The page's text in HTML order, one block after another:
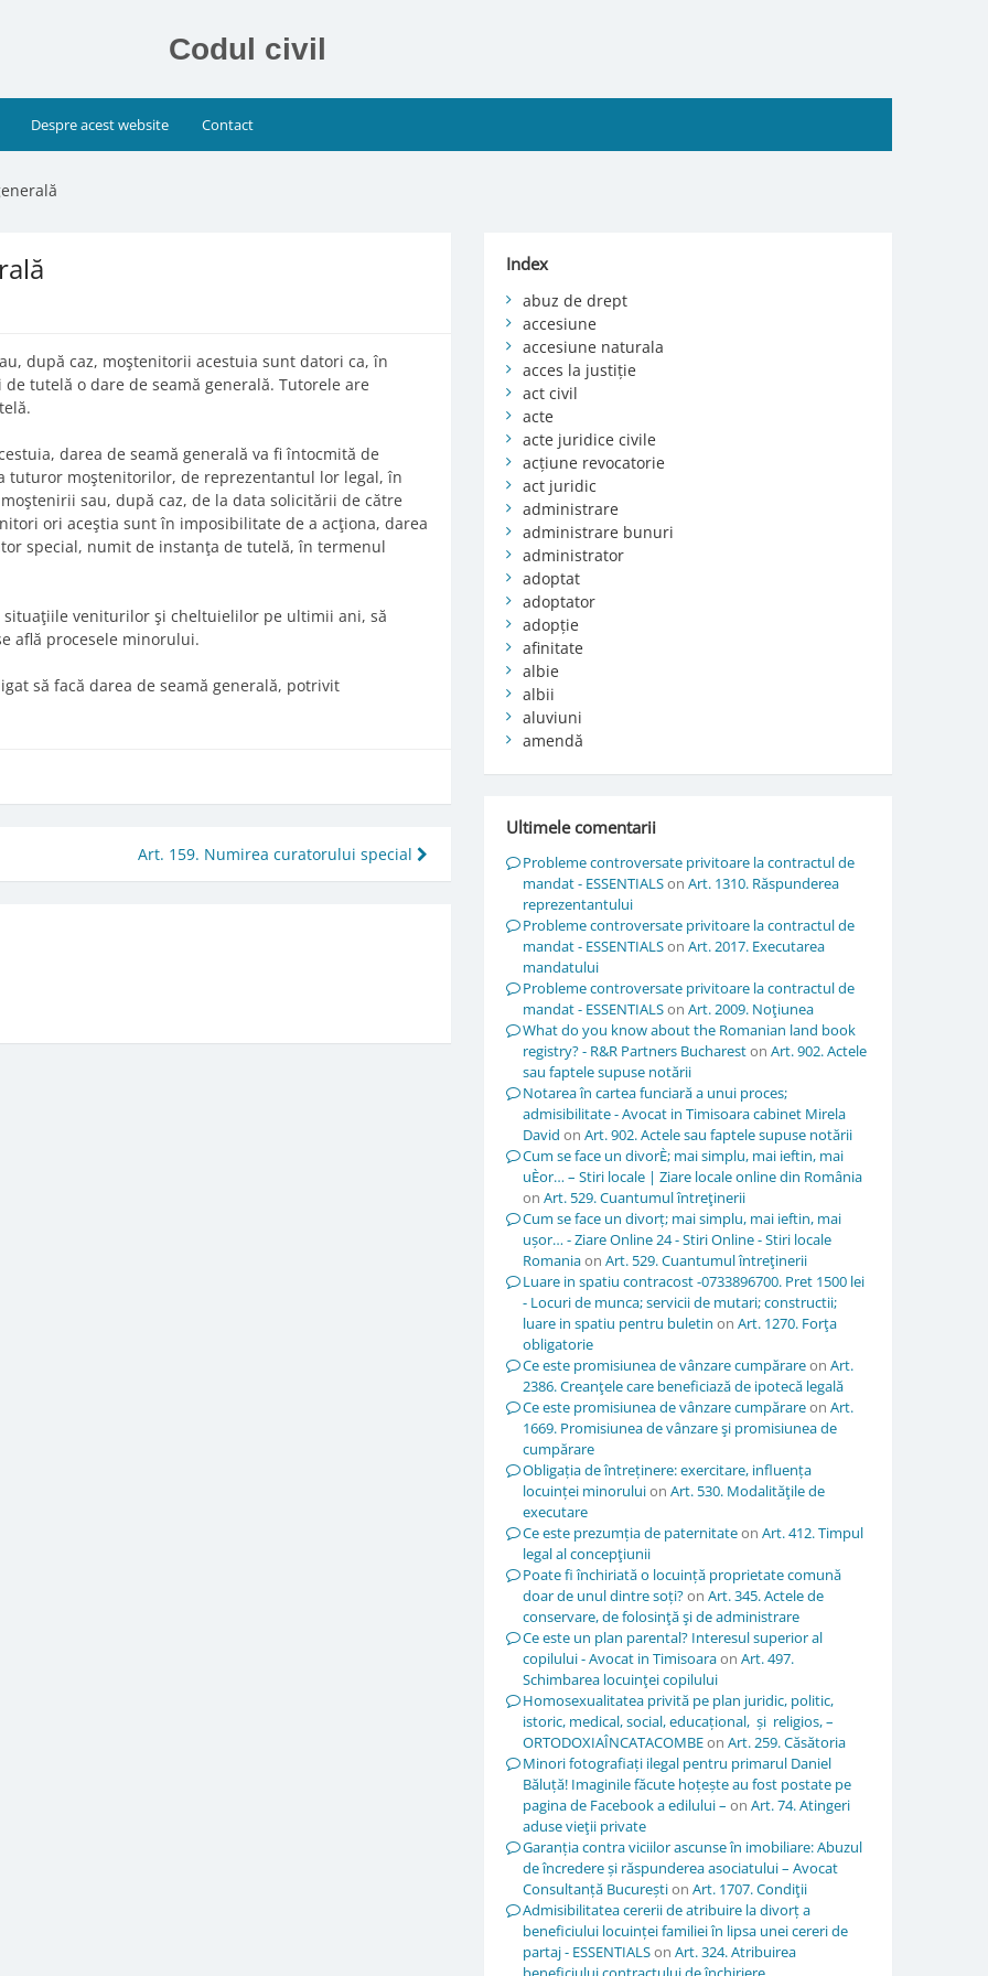
Codul civil
Despre acest website Contact
după caz, moştenitorii acestuia sunt datori ca, în
tutelă o dare de seamă generală. Tutorele are
darea de seamă generală va fi întocmită de
tuturor moştenitorilor, de reprezentantul lor legal, în
sau, după caz, de la data solicitării de către
ori aceştia sunt în imposibilitate de a acţiona, darea
special, numit de instanţa de tutelă, în termenul
situaţiile veniturilor şi cheltuielilor pe ultimii ani, să
află procesele minorului.
să facă darea de seamă generală, potrivit
Art. 159. Numirea curatorului special
Index
abuz de drept
accesiune
accesiune naturala
acces la justiție
act civil
acte
acte juridice civile
acțiune revocatorie
act juridic
administrare
administrare bunuri
administrator
adoptat
adoptator
adopție
afinitate
albie
albii
aluviuni
amendă
Ultimele comentarii
Probleme controversate privitoare la contractul de
mandat - ESSENTIALSon Art. 1310. Răspunderea
reprezentantului
Probleme controversate privitoare la contractul de
mandat - ESSENTIALSon Art. 2017. Executarea
mandatului
Probleme controversate privitoare la contractul de
mandat - ESSENTIALSon Art. 2009. Noţiunea
What do you know about the Romanian land book
registry? - R&R Partners Buchareston Art. 902. Actele
sau faptele supuse notării
Notarea în cartea funciară a unui proces;
admisibilitate - Avocat in Timisoara cabinet Mirela
David on Art. 902. Actele sau faptele supuse notării
Cum se face un divorÈ; mai simplu, mai ieftin, mai
uÈor… – Stiri locale | Ziare locale online din România
on Art. 529. Cuantumul întreţinerii
Cum se face un divorț; mai simplu, mai ieftin, mai
ușor… - Ziare Online 24 - Stiri Online - Stiri locale
Romaniaon Art. 529. Cuantumul întreţinerii
Luare in spatiu contracost -0733896700. Pret 1500 lei
- Locuri de munca; servicii de mutari; constructii;
luare in spatiu pentru buletin on Art. 1270. Forţa
obligatorie
Ce este promisiunea de vânzare cumpărareon Art.
2386. Creanţele care beneficiază de ipotecă legală
Ce este promisiunea de vânzare cumpărareon Art.
1669. Promisiunea de vânzare şi promisiunea de
cumpărare
Obligația de întreținere: exercitare, influența
locuinței minoruluion Art. 530. Modalităţile de
executare
Ce este prezumția de paternitateon Art. 412. Timpul
legal al concepţiunii
Poate fi închiriată o locuință proprietate comună
doar de unul dintre soți?on Art. 345. Actele de
conservare, de folosinţă şi de administrare
Ce este un plan parental? Interesul superior al
copilului - Avocat in Timisoaraon Art. 497.
Schimbarea locuinţei copilului
Homosexualitatea privită pe plan juridic, politic,
istoric, medical, social, educațional, și religios, –
ORTODOXIAÎNCATACOMBEon Art. 259. Căsătoria
Minori fotografiați ilegal pentru primarul Daniel
Băluță! Imaginile făcute hoțește au fost postate pe
pagina de Facebook a edilului – on Art. 74. Atingeri
aduse vieţii private
Garanția contra viciilor ascunse în imobiliare: Abuzul
de încredere și răspunderea asociatului – Avocat
Consultanță Bucureștion Art. 1707. Condiţii
Admisibilitatea cererii de atribuire la divorț a
beneficiului locuinței familiei în lipsa unei cereri de
partaj - ESSENTIALSon Art. 324. Atribuirea